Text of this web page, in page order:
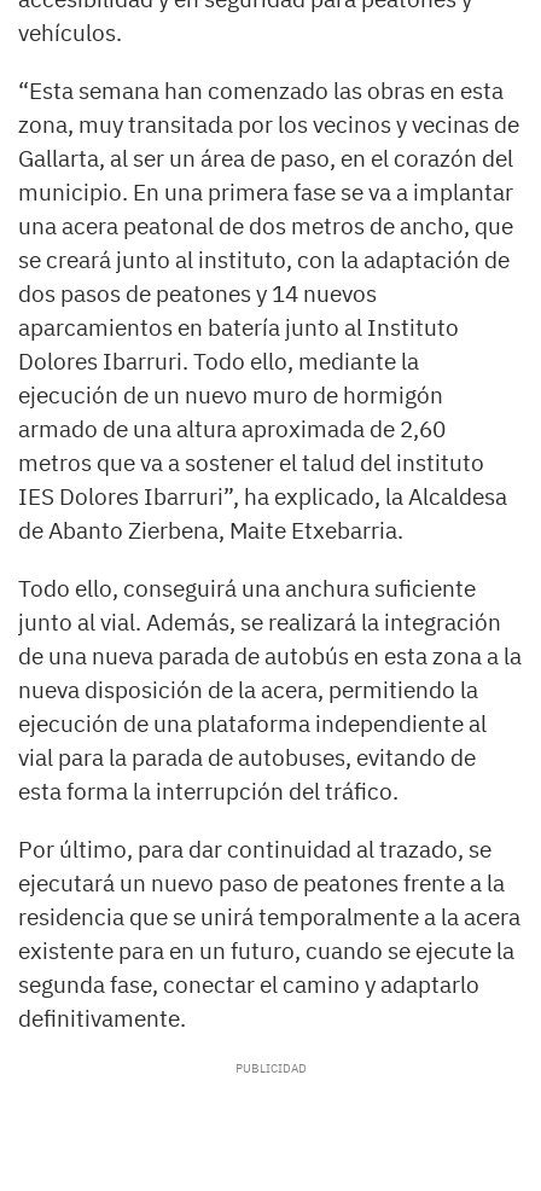
vehículos.
“Esta semana han comenzado las obras en esta
zona, muy transitada por los vecinos y vecinas de
Gallarta, al ser un área de paso, en el corazón del
municipio. En una primera fase se va a implantar
una acera peatonal de dos metros de ancho, que
se creará junto al instituto, con la adaptación de
dos pasos de peatones y 14 nuevos
aparcamientos en batería junto al Instituto
Dolores Ibarruri. Todo ello, mediante la
ejecución de un nuevo muro de hormigón
armado de una altura aproximada de 2,60
metros que va a sostener el talud del instituto
IES Dolores Ibarruri”, ha explicado, la Alcaldesa
de Abanto Zierbena, Maite Etxebarria.
Todo ello, conseguirá una anchura suficiente
junto al vial. Además, se realizará la integración
de una nueva parada de autobús en esta zona a la
nueva disposición de la acera, permitiendo la
ejecución de una plataforma independiente al
vial para la parada de autobuses, evitando de
esta forma la interrupción del tráfico.
Por último, para dar continuidad al trazado, se
ejecutará un nuevo paso de peatones frente a la
residencia que se unirá temporalmente a la acera
existente para en un futuro, cuando se ejecute la
segunda fase, conectar el camino y adaptarlo
definitivamente.